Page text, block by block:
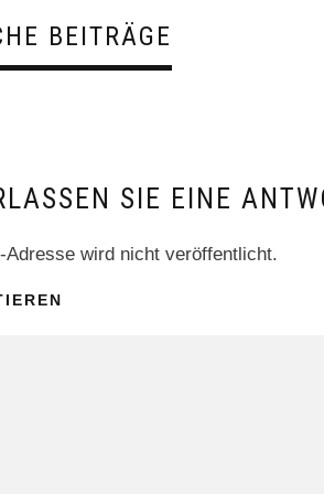
BEITRÄGE
SIE EINE
Adresse wird nicht veröffentlicht.